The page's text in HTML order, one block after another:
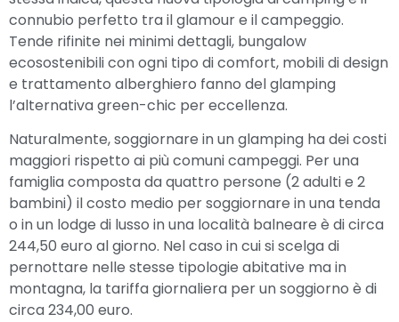
connubio perfetto tra il glamour e il campeggio.
Tende rifinite nei minimi dettagli, bungalow
ecosostenibili con ogni tipo di comfort, mobili di design
e trattamento alberghiero fanno del glamping
l’alternativa green-chic per eccellenza.
Naturalmente, soggiornare in un glamping ha dei costi
maggiori rispetto ai più comuni campeggi. Per una
famiglia composta da quattro persone (2 adulti e 2
bambini) il costo medio per soggiornare in una tenda
o in un lodge di lusso in una località balneare è di circa
244,50 euro al giorno. Nel caso in cui si scelga di
pernottare nelle stesse tipologie abitative ma in
montagna, la tariffa giornaliera per un soggiorno è di
circa 234,00 euro.